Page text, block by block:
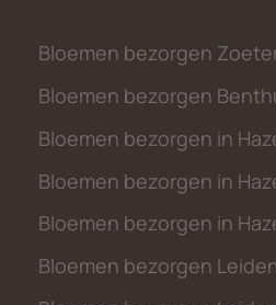
Bloemen bezorgen
Bloemen bezorgen
Bloemen bezorgen in
Bloemen bezorgen in
Bloemen bezorgen in
Bloemen bezorgen